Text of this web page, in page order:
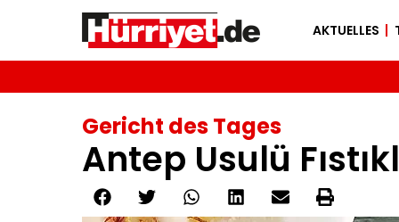
AKTUELLES
Gericht des Tages
Antep Usulü